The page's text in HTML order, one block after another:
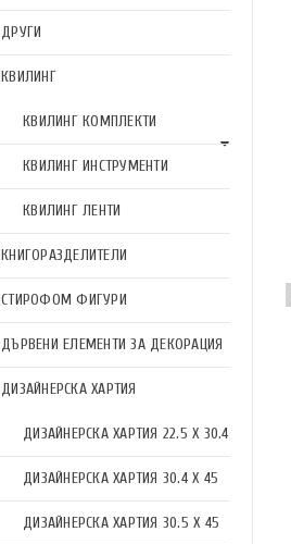
ДРУГИ
КВИЛИНГ
КВИЛИНГ КОМПЛЕКТИ
КВИЛИНГ ИНСТРУМЕНТИ
КВИЛИНГ ЛЕНТИ
КНИГОРАЗДЕЛИТЕЛИ
СТИРОФОМ ФИГУРИ
ДЪРВЕНИ ЕЛЕМЕНТИ ЗА ДЕКОРАЦИЯ
ДИЗАЙНЕРСКА ХАРТИЯ
ДИЗАЙНЕРСКА ХАРТИЯ 22.5 X 30.4
ДИЗАЙНЕРСКА ХАРТИЯ 30.4 X 45
ДИЗАЙНЕРСКА ХАРТИЯ 30.5 X 45